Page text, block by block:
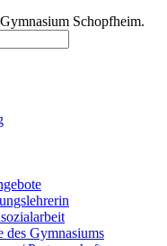
Schopfheim.
des Gymnasiums